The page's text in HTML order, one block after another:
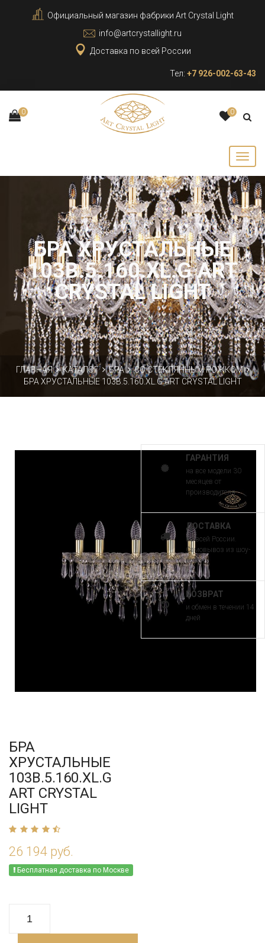
Официальный магазин фабрики Art Crystal Light
info@artcrystallight.ru
Доставка по всей России
Тел: +7 926-002-63-43
0 0
БРА ХРУСТАЛЬНЫЕ
103B.5.160.XL.G ART
CRYSTAL LIGHT
ГЛАВНАЯ КАТАЛОГ БРА
СО СТЕКЛЯННЫМ РОЖКОМ
БРА ХРУСТАЛЬНЫЕ 103B.5.160.XL.G ART CRYSTAL LIGHT
БРА
ХРУСТАЛЬНЫЕ
103B.5.160.XL.G
ART CRYSTAL
LIGHT
26 194 руб.
Бесплатная доставка по Москве
ГАРАНТИЯ
на все модели 30
месяцев от
производителя
ДОСТАВКА
по всей России.
Самовывоз из шоу-
рума
ВОЗВРАТ
и обмен в течении 14
дней